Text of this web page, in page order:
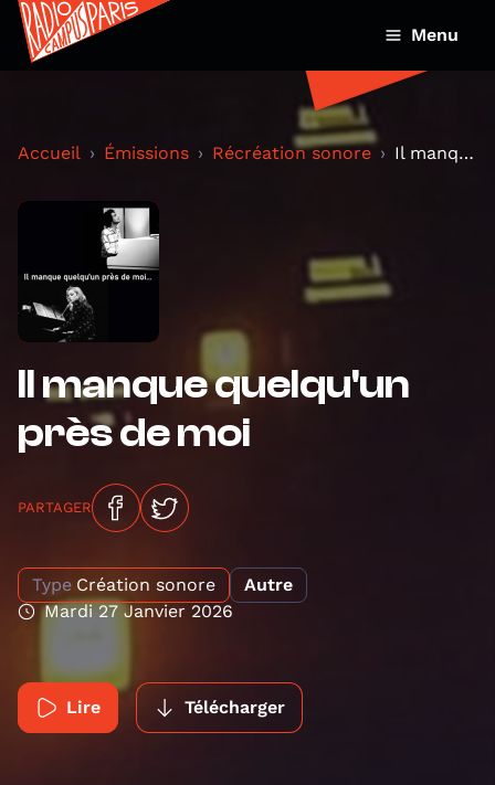
Menu
Accueil Émissions Récréation sonore Il manque quelqu'un près de moi
Il manque quelqu'un
près de moi
PARTAGER
Type Création sonore
Autre
Mardi 27 Janvier 2026
Lire Télécharger